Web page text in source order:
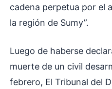
cadena perpetua por el
la región de Sumy”.
Luego de haberse
muerte de un civil
febrero, El Tribunal del